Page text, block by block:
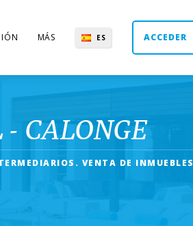
MÁS ES ACCEDER
CALONGE
VENTA DE INMUEBLES